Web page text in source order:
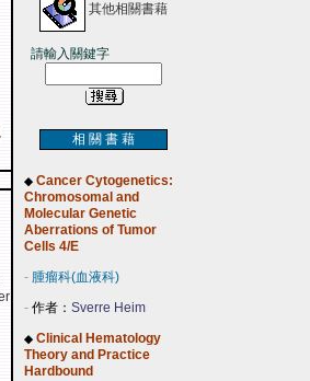
其他相關書藉
請輸入關鍵字
相 關 書 藉
◆ Cancer Cytogenetics:
Chromosomal and
Molecular Genetic
Aberrations of Tumor
Cells 4/E
- 腫瘤科(血液科)
- 作者： Sverre Heim
◆ Clinical Hematology
Theory and Practice
Hardbound